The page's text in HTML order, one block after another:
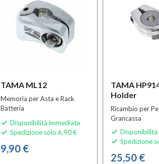
TAMA ML12
Memoria per Asta e Rack
Batteria
 Disponibilità immediata
 Spedizione solo 6,90 €
9,90 €
TAMA
Holder
Ricambio per
Grancassa
 Disponibilità
 Spedizione
25,50 €